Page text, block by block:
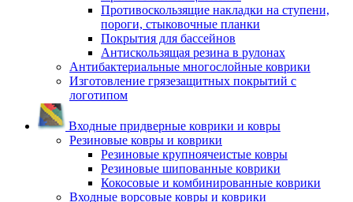
Противоскользящие накладки на ступени,
пороги, стыковочные планки
Покрытия для бассейнов
Антискользящая резина в рулонах
Антибактериальные многослойные коврики
Изготовление грязезащитных покрытий с
логотипом
Входные придверные коврики и ковры
Резиновые ковры и коврики
Резиновые крупноячеистые ковры
Резиновые шипованные коврики
Кокосовые и комбинированные коврики
Входные ворсовые ковры и коврики